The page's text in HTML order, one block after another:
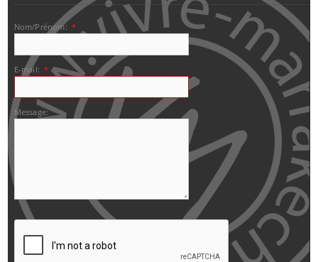
Nom/Prénom: *
E-mail: *
Message: